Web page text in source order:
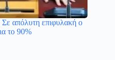
Σε απόλυτη επιφυλακή ο
το 90%